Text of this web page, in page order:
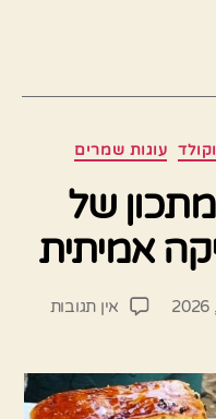
עוגות שמרים
של
אמיתית
אין תגובות
מתכון
של